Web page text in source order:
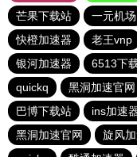
芒果下载站
一元机场
快橙加速器
老王vnp
银河加速器
6513下
quickq
黑洞加速官网
巴博下载站
ins加速
黑洞加速官网
旋风